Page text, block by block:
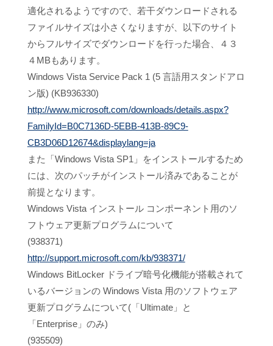
適化されるようですので、若干ダウンロードされる
ファイルサイズは小さくなりますが、以下のサイト
からフルサイズでダウンロードを行った場合、４３
４MBもあります。
Windows Vista Service Pack 1 (5 言語用スタンドアロ
ン版) (KB936330)
http://www.microsoft.com/downloads/details.aspx?
FamilyId=B0C7136D-5EBB-413B-89C9-
CB3D06D12674&displaylang=ja
また「Windows Vista SP1」をインストールするため
には、次のパッチがインストール済みであることが
前提となります。
Windows Vista インストール コンポーネント用のソ
フトウェア更新プログラムについて
(938371)
http://support.microsoft.com/kb/938371/
Windows BitLocker ドライブ暗号化機能が搭載されて
いるバージョンの Windows Vista 用のソフトウェア
更新プログラムについて(「Ultimate」と
「Enterprise」のみ)
(935509)